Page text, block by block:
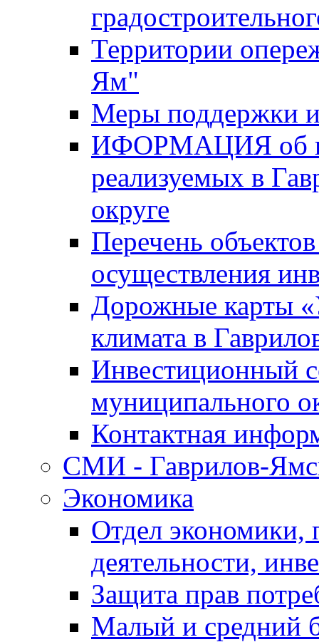
Территории
Ям"
Меры поддержки
ИФОРМАЦИЯ об
реализуемых в
округе
Перечень
осуществления
Дорожные карты
климата в
Инвестиционный
муниципального
Контактная
СМИ - Гаврилов-
Экономика
Отдел экономики,
деятельности,
Защита прав
Малый и средний